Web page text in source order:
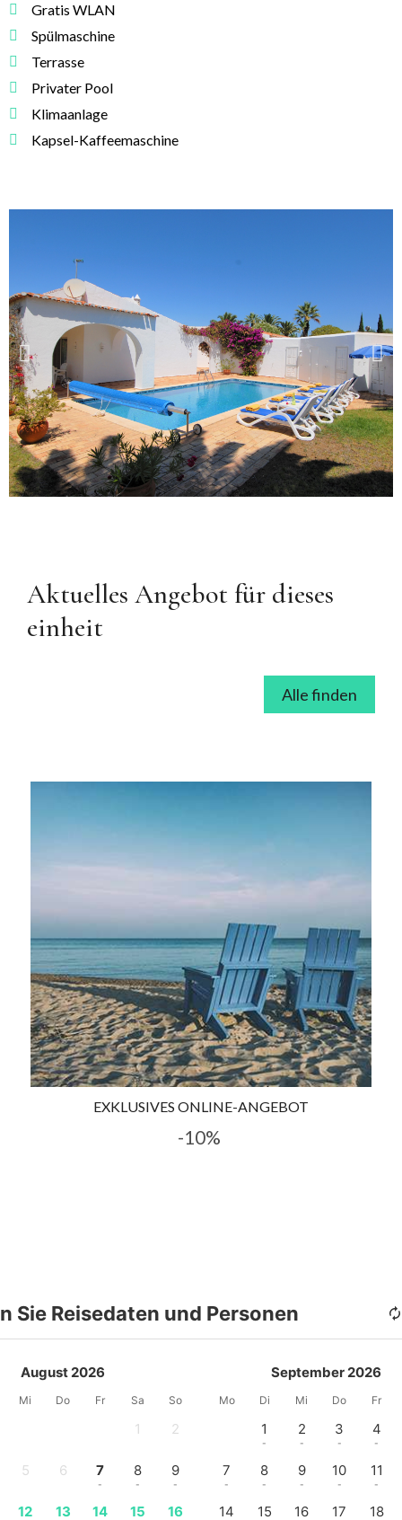
Gratis WLAN
Spülmaschine
Terrasse
Privater Pool
Klimaanlage
Kapsel-Kaffeemaschine
Aktuelles Angebot für dieses
einheit
Alle finden
EXKLUSIVES ONLINE-ANGEBOT
-10%
Sie Reisedaten und Personen
August 2026
Mi Do Fr Sa So
1 2
5 6 7
-
8
-
9
-
12 13 14 15 16
September 2026
Mo Di Mi Do Fr
1
-
2
-
3
-
4
-
7
-
8
-
9
-
10
-
11
-
14 15 16 17 18